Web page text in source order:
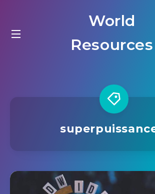
World
Resources